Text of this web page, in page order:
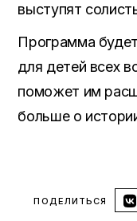
выступят
Программа
для детей всех
поможет им
больше о
ПОДЕЛИТЬСЯ